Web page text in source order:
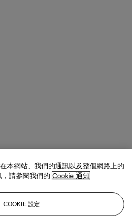
本網站、我們的通訊以及整個網路上的
請參閱我們的 Cookie 通知
COOKIE 設定